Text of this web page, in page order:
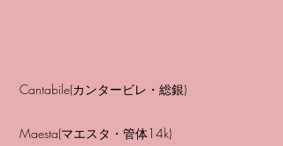
Cantabile(カンタービレ・総銀)
Maesta(マエスタ・管体14k)